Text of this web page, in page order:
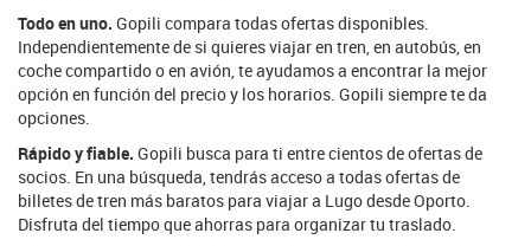
Todo en uno. Gopili compara todas ofertas disponibles.
Independientemente de si quieres viajar en tren, en autobús, en
coche compartido o en avión, te ayudamos a encontrar la mejor
opción en función del precio y los horarios. Gopili siempre te da
opciones.
Rápido y fiable. Gopili busca para ti entre cientos de ofertas de
socios. En una búsqueda, tendrás acceso a todas ofertas de
billetes de tren más baratos para viajar a Lugo desde Oporto.
Disfruta del tiempo que ahorras para organizar tu traslado.